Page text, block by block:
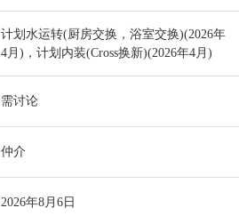
计划水运转(厨房交换，浴室交换)(2026年
4月)，计划内装(Cross换新)(2026年4月)
需讨论
仲介
2026年8月6日